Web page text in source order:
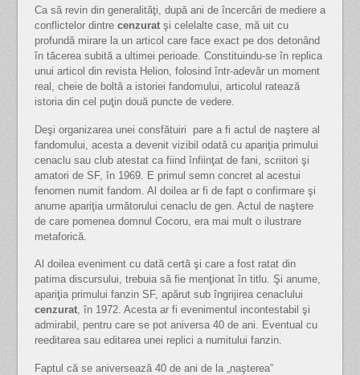
Ca să revin din generalităţi, după ani de încercări de mediere a
conflictelor dintre cenzuratşi celelalte case, mă uit cu
profundă mirare la un articol care face exact pe dos detonând
în tăcerea subită a ultimei perioade. Constituindu-se în replica
unui articol din revista Helion, folosind într-adevăr un moment
real, cheie de boltă a istoriei fandomului, articolul ratează
istoria din cel puţin două puncte de vedere.
Deşi organizarea unei consfătuiri pare a fi actul de naştere al
fandomului, acesta a devenit vizibil odată cu apariţia primului
cenaclu sau club atestat ca fiind înfiinţat de fani, scriitori şi
amatori de SF, în 1969. E primul semn concret al acestui
fenomen numit fandom. Al doilea ar fi de fapt o confirmare şi
anume apariţia următorului cenaclu de gen. Actul de naştere
de care pomenea domnul Cocoru, era mai mult o ilustrare
metaforică.
Al doilea eveniment cu dată certă şi care a fost ratat din
patima discursului, trebuia să fie menţionat în titlu. Şi anume,
apariţia primului fanzin SF, apărut sub îngrijirea cenaclului
cenzurat, în 1972. Acesta ar fi evenimentul incontestabil şi
admirabil, pentru care se pot aniversa 40 de ani. Eventual cu
reeditarea sau editarea unei replici a numitului fanzin.
Faptul că se aniversează 40 de ani de la „naşterea”